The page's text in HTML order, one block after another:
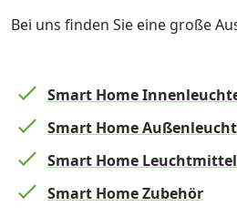
Bei uns finden Sie eine große
Smart Home
Smart Home
Smart Home Leuchtmittel
Smart Home Zubehör